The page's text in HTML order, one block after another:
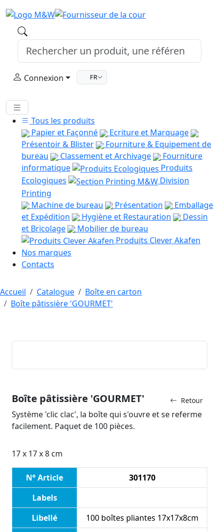
Connexion FR
Tous les produits
Papier et Façonné
Ecriture et Marquage
Présentoir & Blister
Fourniture & Equipement de
bureau
Classement et Archivage
Fourniture
informatique
Produits
Ecologiques
Division
Printing
Machine de bureau
Présentation
Emballage
et Expédition
Hygiène et Restauration
Dessin
et Bricolage
Mobilier de bureau
Produits Clever Akafen
Nos marques
Contacts
Accueil Catalogue
Boîte en carton
Boîte pâtissière 'GOURMET'
Retour
Boîte pâtissière 'GOURMET'
Système 'clic clac', la boîte qui s'ouvre et se referme
facilement. Paquet de 100 pièces.
17 x 17 x 8 cm
N° Article
301170
Labels
Libellé
100 boîtes pliantes 17x17x8cm